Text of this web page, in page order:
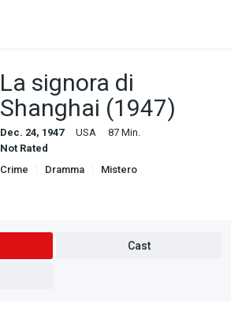
La signora di
Shanghai (1947)
Dec. 24, 1947 USA
87 Min.
Not Rated
Crime
Dramma Mistero
Cast